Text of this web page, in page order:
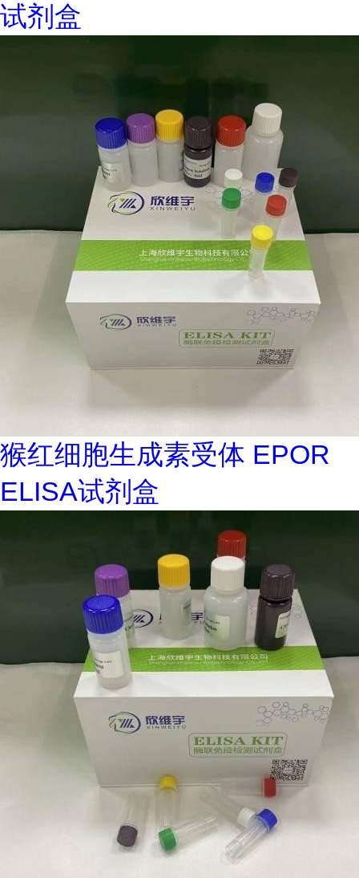
试剂盒
猴红细胞生成素受体 EPOR
ELISA试剂盒